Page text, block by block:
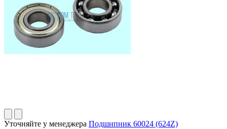
Уточняйте у менеджера Подшипник 60024 (624Z)